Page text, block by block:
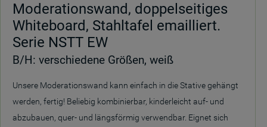
Moderationswand, doppelseitiges
Whiteboard, Stahltafel emailliert.
Serie NSTT EW
B/H: verschiedene Größen, weiß
Unsere Moderationswand kann einfach in die Stative gehängt
werden, fertig! Beliebig kombinierbar, kinderleicht auf- und
abzubauen, quer- und längsförmig verwendbar. Eignet sich